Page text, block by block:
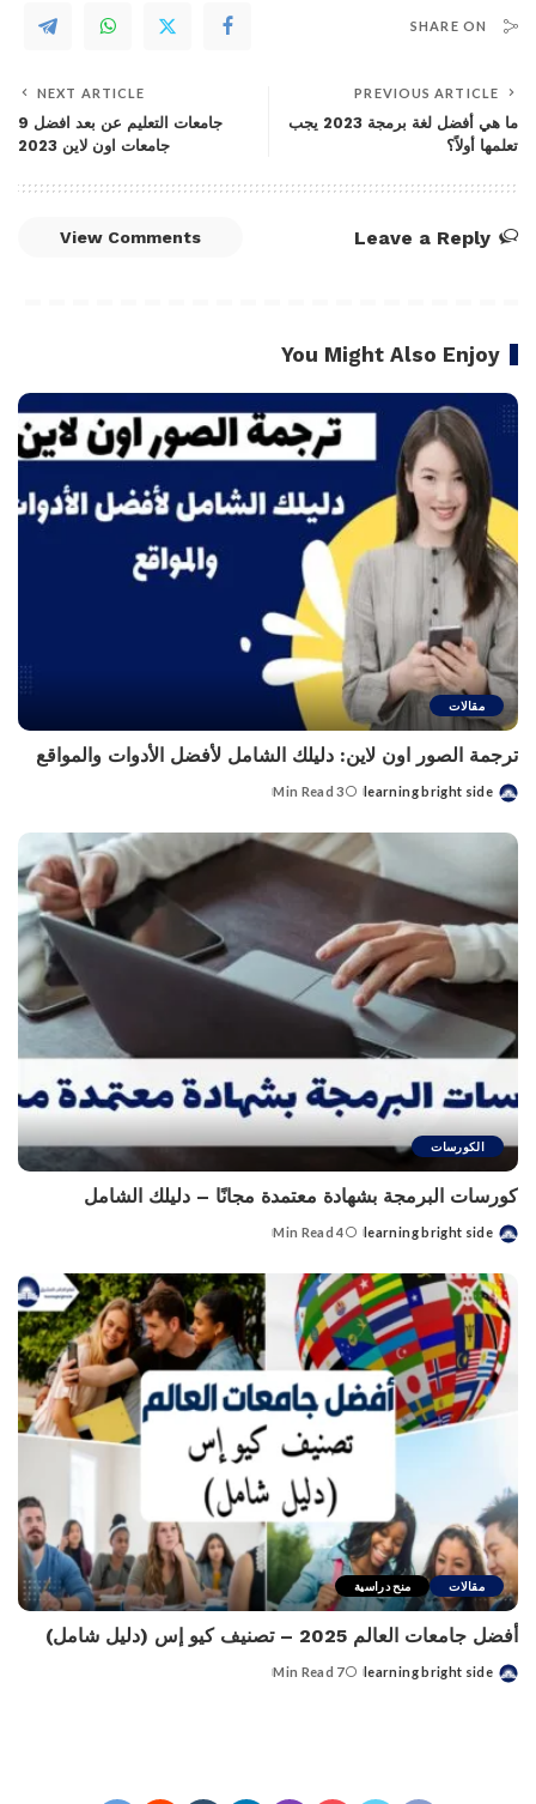
SHARE ON
PREVIOUS ARTICLE
ما هي أفضل لغة برمجة 2023 يجب
تعلمها أولاً؟
NEXT ARTICLE
جامعات التعليم عن بعد افضل 9
جامعات اون لاين 2023
Leave a Reply
View Comments
You Might Also Enjoy
مقالات
ترجمة الصور اون لاين: دليلك الشامل لأفضل الأدوات والمواقع
Posted
learning bright side
3 Min Read
الكورسات
كورسات البرمجة بشهادة معتمدة مجانًا – دليلك الشامل
Posted
learning bright side
4 Min Read
مقالات منح دراسية
أفضل جامعات العالم 2025 – تصنيف كيو إس (دليل شامل)
Posted
learning bright side
7 Min Read